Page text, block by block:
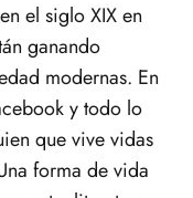
el siglo XIX en
ganando
modernas. En
y todo lo
que vive vidas
forma de vida